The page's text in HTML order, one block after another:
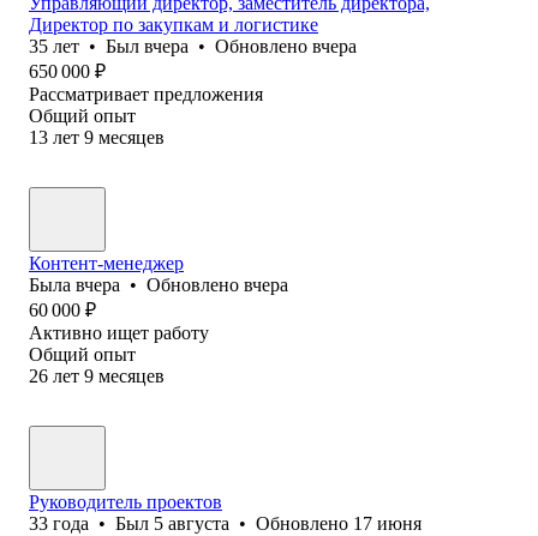
Директор по закупкам и логистике
35 лет • Был вчера • Обновлено вчера
650 000 ₽
Рассматривает предложения
Общий опыт
13 лет 9 месяцев
Контент-менеджер
Была вчера • Обновлено вчера
60 000 ₽
Активно ищет работу
Общий опыт
26 лет 9 месяцев
Руководитель проектов
33 года • Был 5 августа • Обновлено 17 июня